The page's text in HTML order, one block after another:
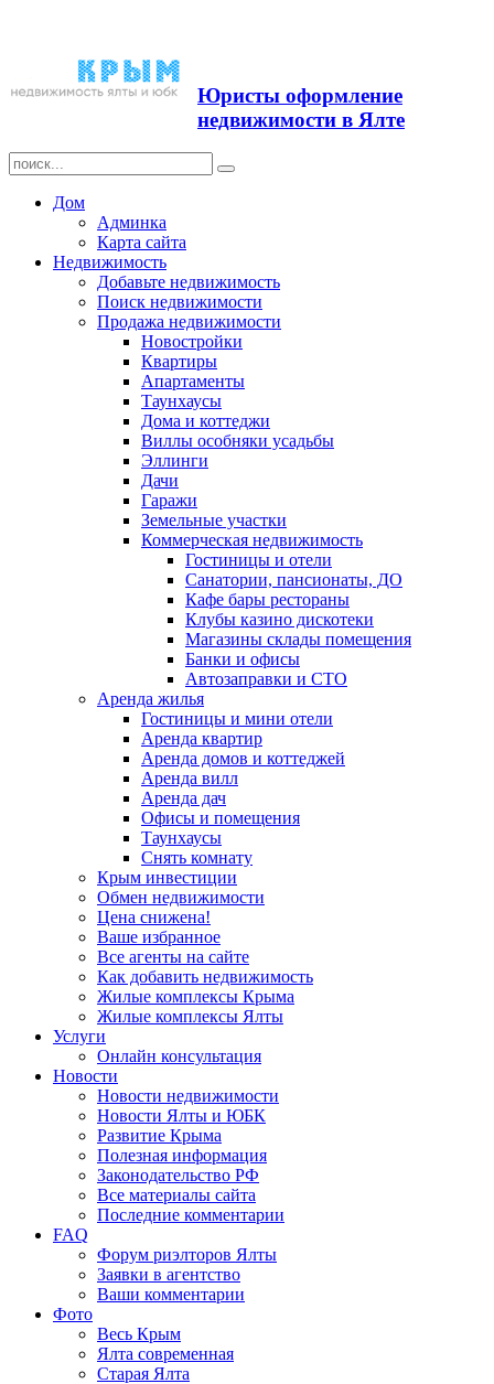
Юристы оформление
недвижимости в Ялте
Дом
Админка
Карта сайта
Недвижимость
Добавьте недвижимость
Поиск недвижимости
Продажа недвижимости
Новостройки
Квартиры
Апартаменты
Таунхаусы
Дома и коттеджи
Виллы особняки усадьбы
Эллинги
Дачи
Гаражи
Земельные участки
Коммерческая недвижимость
Гостиницы и отели
Санатории, пансионаты, ДО
Кафе бары рестораны
Клубы казино дискотеки
Магазины склады помещения
Банки и офисы
Автозаправки и СТО
Аренда жилья
Гостиницы и мини отели
Аренда квартир
Аренда домов и коттеджей
Аренда вилл
Аренда дач
Офисы и помещения
Таунхаусы
Снять комнату
Крым инвестиции
Обмен недвижимости
Цена снижена!
Ваше избранное
Все агенты на сайте
Как добавить недвижимость
Жилые комплексы Крыма
Жилые комплексы Ялты
Услуги
Онлайн консультация
Новости
Новости недвижимости
Новости Ялты и ЮБК
Развитие Крыма
Полезная информация
Законодательство РФ
Все материалы сайта
Последние комментарии
FAQ
Форум риэлторов Ялты
Заявки в агентство
Ваши комментарии
Фото
Весь Крым
Ялта современная
Старая Ялта